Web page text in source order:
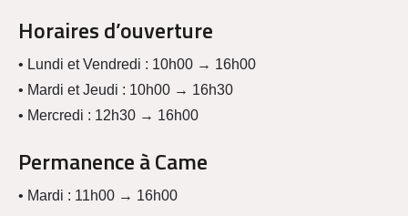
Horaires d’ouverture
• Lundi et Vendredi : 10h00 → 16h00
• Mardi et Jeudi : 10h00 → 16h30
• Mercredi : 12h30 → 16h00
Permanence à Came
• Mardi : 11h00 → 16h00